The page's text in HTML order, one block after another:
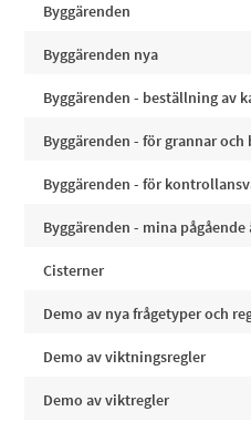
Byggärenden
Byggärenden nya
Byggärenden - beställning av
Byggärenden - för grannar och
Byggärenden - för
Byggärenden - mina pågående
Cisterner
Demo av nya frågetyper och
Demo av viktningsregler
Demo av viktregler